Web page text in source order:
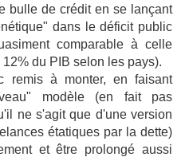
bulle de crédit en se lançant
dans le déficit public
comparable à celle
du PIB selon les pays).
remis à monter, en faisant
modèle (en fait pas
ne s'agit que d'une version
étatiques par la dette)
et être prolongé aussi